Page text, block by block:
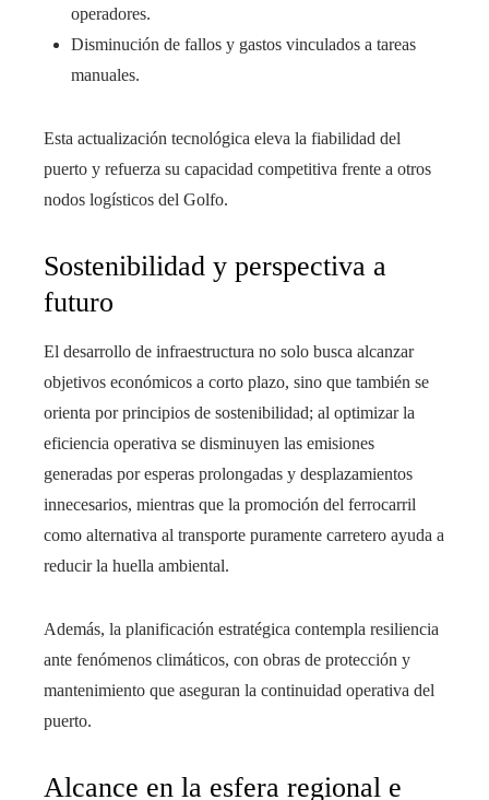
operadores.
Disminución de fallos y gastos vinculados a tareas
manuales.
Esta actualización tecnológica eleva la fiabilidad del
puerto y refuerza su capacidad competitiva frente a otros
nodos logísticos del Golfo.
Sostenibilidad y perspectiva a
futuro
El desarrollo de infraestructura no solo busca alcanzar
objetivos económicos a corto plazo, sino que también se
orienta por principios de sostenibilidad; al optimizar la
eficiencia operativa se disminuyen las emisiones
generadas por esperas prolongadas y desplazamientos
innecesarios, mientras que la promoción del ferrocarril
como alternativa al transporte puramente carretero ayuda a
reducir la huella ambiental.
Además, la planificación estratégica contempla resiliencia
ante fenómenos climáticos, con obras de protección y
mantenimiento que aseguran la continuidad operativa del
puerto.
Alcance en la esfera regional e